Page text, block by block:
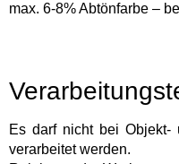
max. 6-8% Abtönfarbe –
Es darf nicht bei Objekt-
verarbeitet werden.